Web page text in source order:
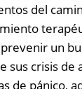
del
un
sus crisis de
de pánico,